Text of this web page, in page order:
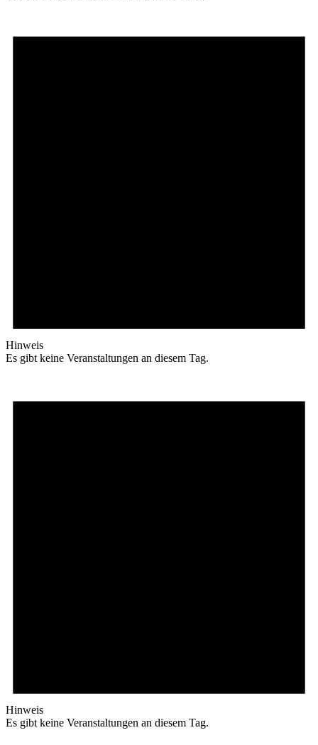
Hinweis
Es gibt keine Veranstaltungen an diesem Tag.
Hinweis
Es gibt keine Veranstaltungen an diesem Tag.